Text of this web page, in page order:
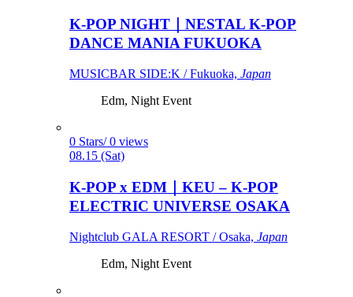
K-POP NIGHT｜NESTAL K-POP
DANCE MANIA FUKUOKA
MUSICBAR SIDE:K / Fukuoka, Japan
Edm, Night Event
0 Stars/ 0 views
08.15 (Sat)
K-POP x EDM｜KEU – K-POP
ELECTRIC UNIVERSE OSAKA
Nightclub GALA RESORT / Osaka, Japan
Edm, Night Event